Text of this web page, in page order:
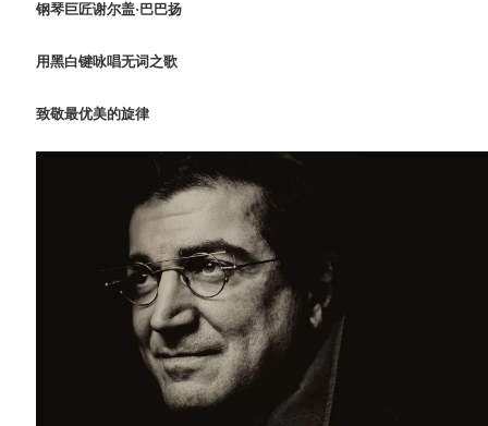
钢琴巨匠谢尔盖·巴巴扬
用黑白键咏唱无词之歌
致敬最优美的旋律